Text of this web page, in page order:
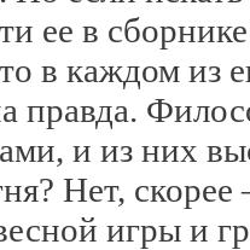
ее в
в каждом из
правда.
и из них
Нет,
игры и